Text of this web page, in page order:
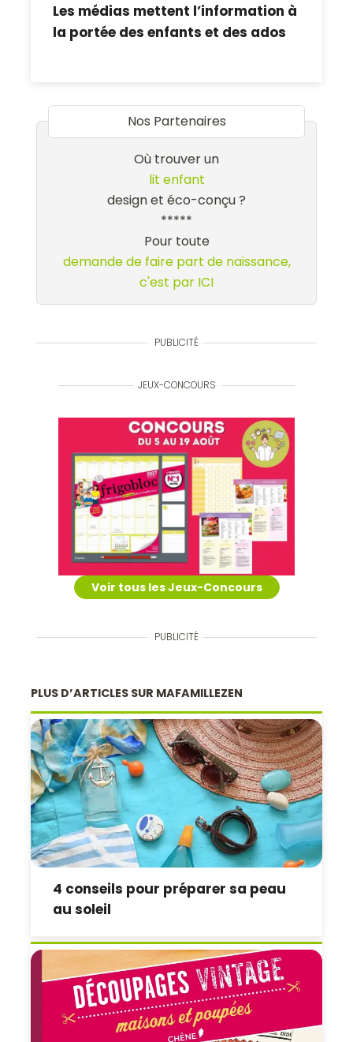
Les médias mettent l’information à
la portée des enfants et des ados
Nos Partenaires
Où trouver un
lit enfant
design et éco-conçu ?
*****
Pour toute
demande de faire part de naissance,
c'est par ICI
PUBLICITÉ
JEUX-CONCOURS
Voir tous les Jeux-Concours
PUBLICITÉ
PLUS D’ARTICLES SUR MAFAMILLEZEN
4 conseils pour préparer sa peau
au soleil